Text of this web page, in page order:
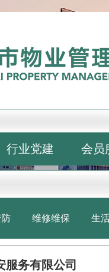
行业党建 会员
维修维保 生
服务有限公司